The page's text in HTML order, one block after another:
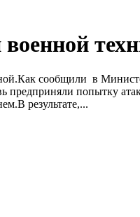
сообщили в
попытку
результате,...